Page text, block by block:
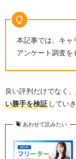
本記事では、キャ
アンケート調査を
良い評判だけでなく
い勝手を検証していき
あわせて読みたい